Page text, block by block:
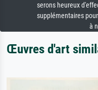
serons heureux
supplémentaires
à
Œuvres d'art